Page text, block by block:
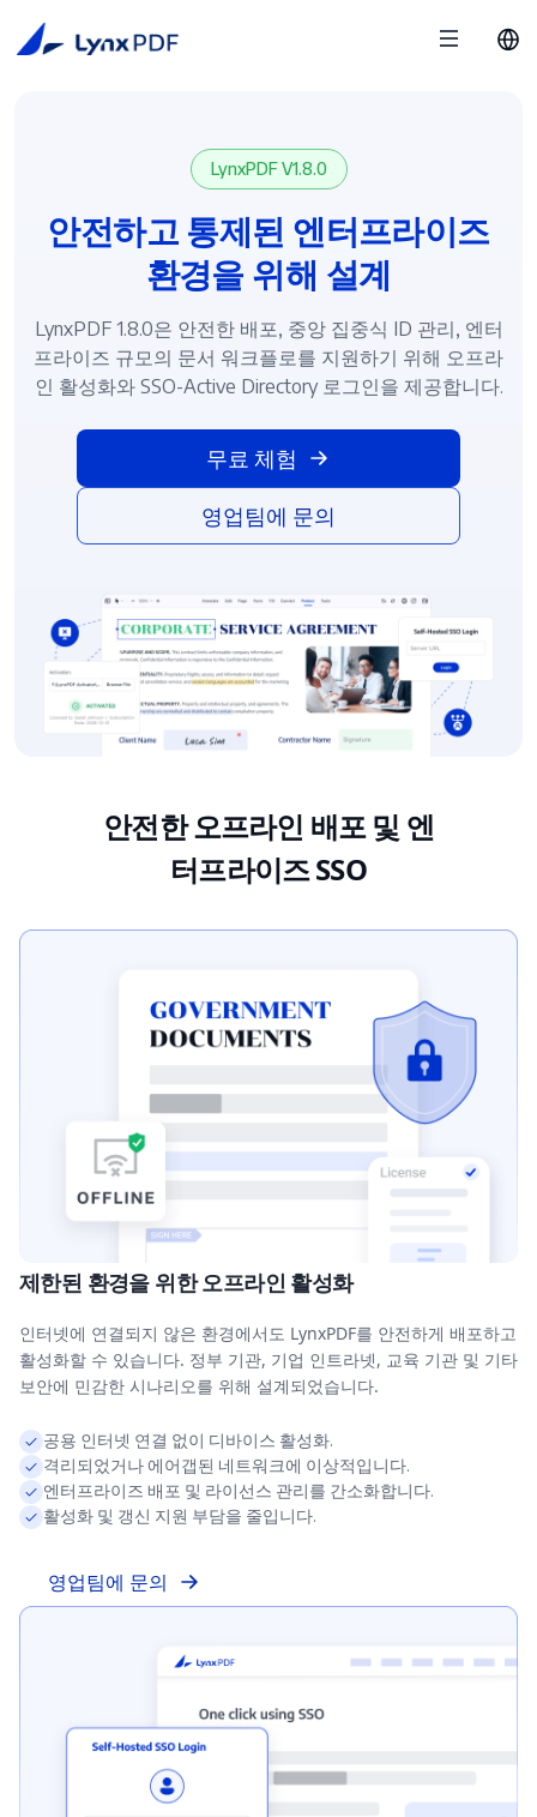
LynxPDF V1.8.0
안전하고 통제된 엔터프라이즈
환경을 위해 설계
LynxPDF 1.8.0은 안전한 배포, 중앙 집중식 ID 관리, 엔터
프라이즈 규모의 문서 워크플로를 지원하기 위해 오프라
인 활성화와 SSO-Active Directory 로그인을 제공합니다.
무료 체험
영업팀에 문의
안전한 오프라인 배포 및 엔
터프라이즈 SSO
제한된 환경을 위한 오프라인 활성화
인터넷에 연결되지 않은 환경에서도 LynxPDF를 안전하게 배포하고
활성화할 수 있습니다. 정부 기관, 기업 인트라넷, 교육 기관 및 기타
보안에 민감한 시나리오를 위해 설계되었습니다.
공용 인터넷 연결 없이 디바이스 활성화.
격리되었거나 에어갭된 네트워크에 이상적입니다.
엔터프라이즈 배포 및 라이선스 관리를 간소화합니다.
활성화 및 갱신 지원 부담을 줄입니다.
영업팀에 문의